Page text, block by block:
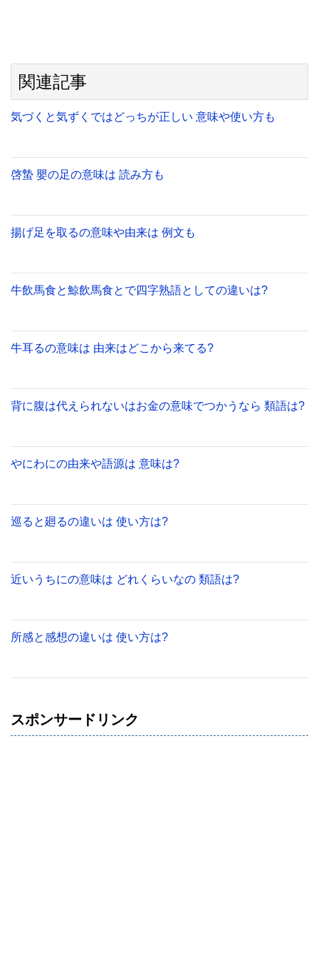
関連記事
気づくと気ずくではどっちが正しい 意味や使い方も
啓蟄 嬰の足の意味は 読み方も
揚げ足を取るの意味や由来は 例文も
牛飲馬食と鯨飲馬食とで四字熟語としての違いは?
牛耳るの意味は 由来はどこから来てる?
背に腹は代えられないはお金の意味でつかうなら 類語は?
やにわにの由来や語源は 意味は?
巡ると廻るの違いは 使い方は?
近いうちにの意味は どれくらいなの 類語は?
所感と感想の違いは 使い方は?
スポンサードリンク